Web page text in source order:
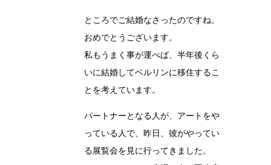
ところでご結婚なさったのですね。
おめでとうございます。
私もうまく事が運べば、半年後くら
いに結婚してベルリンに移住するこ
とを考えています。
パートナーとなる人が、アートをや
っている人で、昨日、彼がやってい
る展覧会を見に行ってきました。